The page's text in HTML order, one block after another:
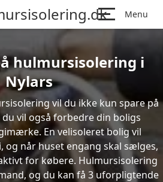
Menu
hulmursisolering i
Nylars
vil du ikke kun spare på
vil også forbedre din boligs
En velisoleret bolig vil
når huset engang skal sælges,
for købere. Hulmursisolering
og du kan få 3 uforpligtende